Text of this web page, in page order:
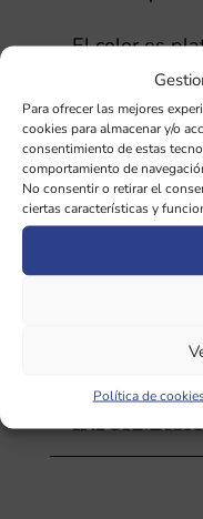
Para ofrecer las mejores
cookies para almacenar y/o
consentimiento de estas
comportamiento de
No consentir o retirar el
ciertas características y
Política de
El color es
de goma y
Los
ponderados
contacto con
frecuencia
apenas
Este
el de